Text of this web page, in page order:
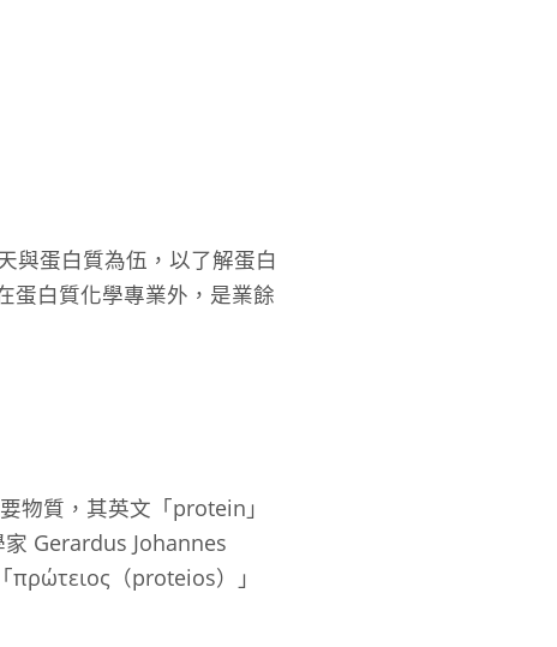
與蛋白質為伍，以了解蛋白
蛋白質化學專業外，是業餘
物質，其英文「protein」
Gerardus Johannes
（proteios）」